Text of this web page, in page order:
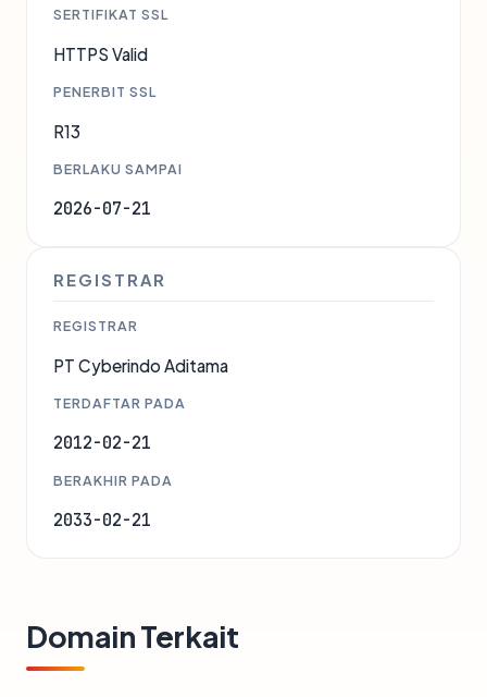
SERTIFIKAT SSL
HTTPS Valid
PENERBIT SSL
R13
BERLAKU SAMPAI
2026-07-21
REGISTRAR
REGISTRAR
PT Cyberindo Aditama
TERDAFTAR PADA
2012-02-21
BERAKHIR PADA
2033-02-21
Domain Terkait